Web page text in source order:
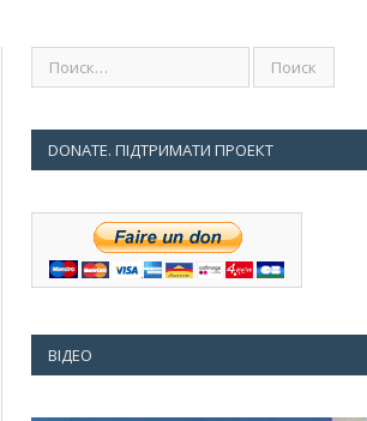
DONATE. ПІДТРИМАТИ ПРОЕКТ
ВІДЕО